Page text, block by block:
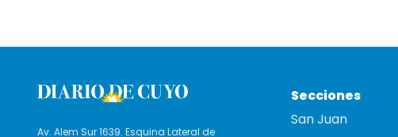
Av. Alem Sur 1639. Esquina Lateral de
Secciones
San Juan